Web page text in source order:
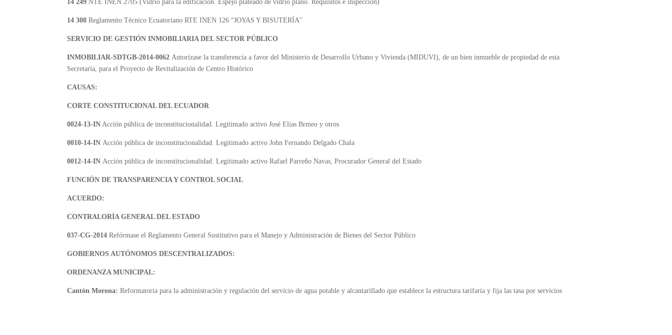
14 249NTE INEN 2705 (Vidrio para la edificación. Espejo plateado de vidrio plano. Requisitos e inspección)
14 308 Reglamento Técnico Ecuatoriano RTE INEN 126 “JOYAS Y BISUTERÍA"
SERVICIO DE GESTIÓN INMOBILIARIA DEL SECTOR PÚBLICO
INMOBILIAR-SDTGB-2014-0062Autorízase la transferencia a favor del Ministerio de Desarrollo Urbano y Vivienda (MIDUVI), de un bien inmueble de propiedad de esta
Secretaría, para el Proyecto de Revitalización de Centro Histórico
CAUSAS:
CORTE CONSTITUCIONAL DEL ECUADOR
0024-13-IN Acción pública de inconstitucionalidad. Legitimado activo José Elías Brmeo y otros
0010-14-INAcción pública de inconstitucionalidad. Legitimado activo John Fernando Delgado Chala
0012-14-INAcción pública de inconstitucionalidad. Legitimado activo Rafael Parreño Navas, Procurador General del Estado
FUNCIÓN DE TRANSPARENCIA Y CONTROL SOCIAL
ACUERDO:
CONTRALORÍA GENERAL DEL ESTADO
037-CG-2014 Refórmase el Reglamento General Sustitutivo para el Manejo y Administración de Bienes del Sector Público
GOBIERNOS AUTÓNOMOS DESCENTRALIZADOS:
ORDENANZA MUNICIPAL:
Cantón Morona:Reformatoria para la administración y regulación del servicio de agua potable y alcantarillado que establece la estructura tarifaria y fija las tasa por servicios